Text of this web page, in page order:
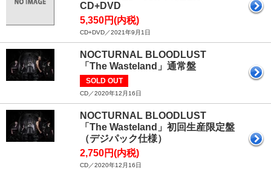
CD+DVD
5,350円(内税)
CD+DVD／2021年9月1日
NOCTURNAL BLOODLUST
「The Wasteland」通常盤
SOLD OUT
CD／2020年12月16日
NOCTURNAL BLOODLUST
「The Wasteland」初回生産限定盤
（デジパック仕様）
2,750円(内税)
CD／2020年12月16日